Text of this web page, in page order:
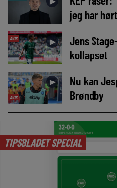
jeg har
AVIS ►
Jens
kollapset
AVIS
►
Nu kan
Brøndby
TIPSBLADET SPECIAL